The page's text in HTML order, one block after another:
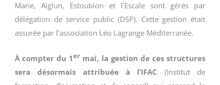
Marie, Aiglun, Estoublon et l’Escale sont gérés par
délégation de service public (DSP). Cette gestion était
assurée par l’association Léo Lagrange Méditerranée.
À compter du 1er mai, la gestion de ces structures
sera désormais attribuée à l’IFAC (Institut de